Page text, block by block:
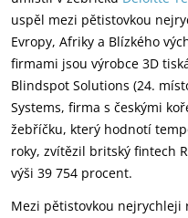
uspěl mezi pětistovkou
Evropy, Afriky a Blízkého
firmami jsou výrobce 3D
Blindspot Solutions (24.
Systems, firma s českými
žebříčku, který hodnotí
roky, zvítězil britský fintech
výši 39 754 procent.
Mezi pětistovkou